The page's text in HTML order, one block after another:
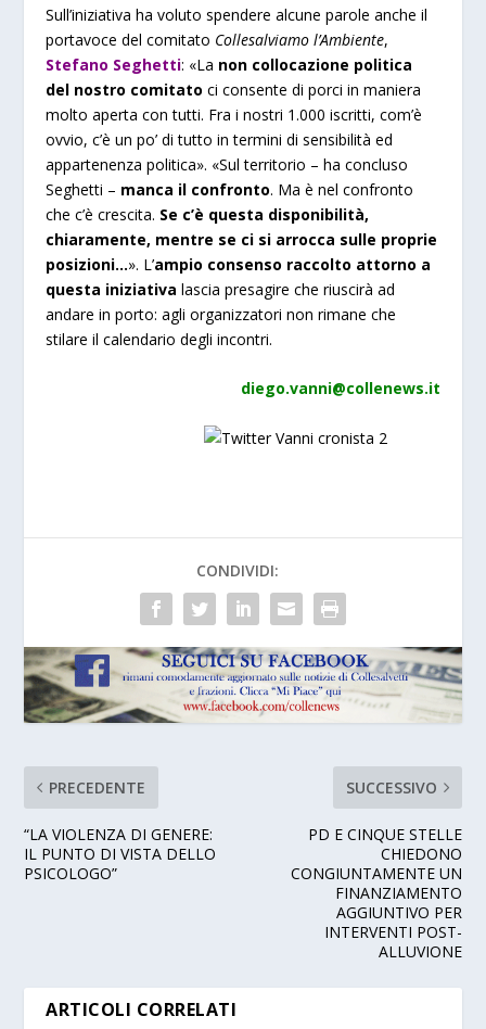
Sull’iniziativa ha voluto spendere alcune parole anche il
portavoce del comitato Collesalviamo l’Ambiente,
Stefano Seghetti: «La non collocazione politica
del nostro comitato ci consente di porci in maniera
molto aperta con tutti. Fra i nostri 1.000 iscritti, com’è
ovvio, c’è un po’ di tutto in termini di sensibilità ed
appartenenza politica». «Sul territorio – ha concluso
Seghetti – manca il confronto. Ma è nel confronto
che c’è crescita. Se c’è questa disponibilità,
chiaramente, mentre se ci si arrocca sulle proprie
posizioni…». L’ampio consenso raccolto attorno a
questa iniziativa lascia presagire che riuscirà ad
andare in porto: agli organizzatori non rimane che
stilare il calendario degli incontri.
diego.vanni@collenews.it
CONDIVIDI:
PRECEDENTE
“LA VIOLENZA DI GENERE:
IL PUNTO DI VISTA DELLO
PSICOLOGO”
SUCCESSIVO
PD E CINQUE STELLE
CHIEDONO
CONGIUNTAMENTE UN
FINANZIAMENTO
AGGIUNTIVO PER
INTERVENTI POST-
ALLUVIONE
ARTICOLI CORRELATI